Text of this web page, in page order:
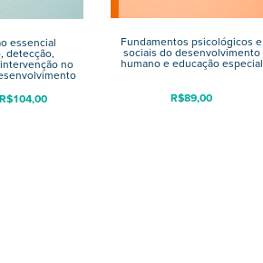
essencial
detecção,
no
R$104,00
Fundamentos psicológicos e
sociais do desenvolvimento
humano e educação especial
R$89,00